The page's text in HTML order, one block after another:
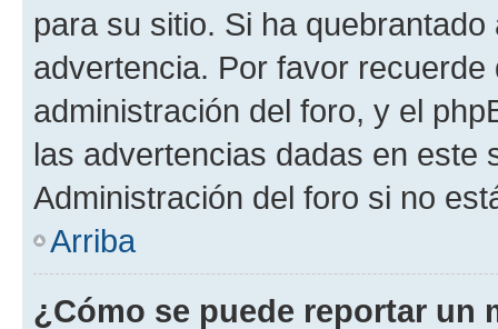
para su sitio. Si ha
advertencia. Por favor
administración del foro, y el
las advertencias dadas en este
Administración del foro si no
Arriba
¿Cómo se puede reportar un